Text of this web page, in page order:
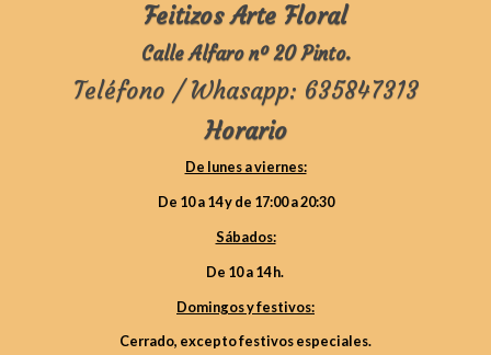
Feitizos Arte Floral
Calle Alfaro nº 20 Pinto.
Teléfono / Whasapp: 635847313
Horario
De lunes a viernes:
De 10 a 14 y de 17:00 a 20:30
Sábados:
De 10 a 14 h.
Domingos y festivos:
Cerrado, excepto festivos especiales.